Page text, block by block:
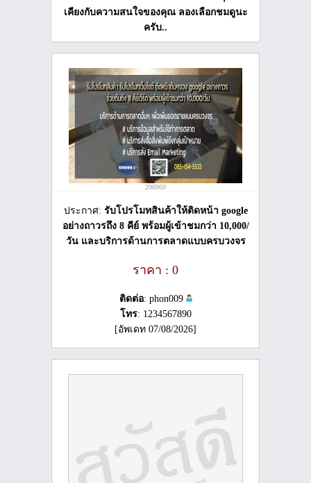
เคียงกับความสนใจของคุณ ลองเลือกชมดูนะ
ครับ..
298969
ประกาศ: รับโปรโมทสินค้าให้ติดหน้า google
อย่างถาวรถึง 8 คีย์ พร้อมผู้เข้าชมกว่า 10,000/
วัน และบริการด้านการตลาดแบบครบวงจร
ราคา : 0
ติดต่อ: phon009
โทร: 1234567890
[อัพเดท 07/08/2026]